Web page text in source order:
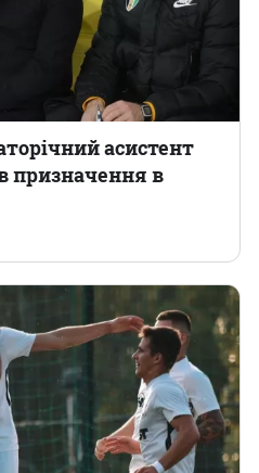
асистент
призначення в